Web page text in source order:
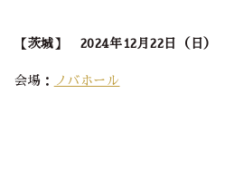
【茨城】 2024年12月22日（日）
会場： ノバホール